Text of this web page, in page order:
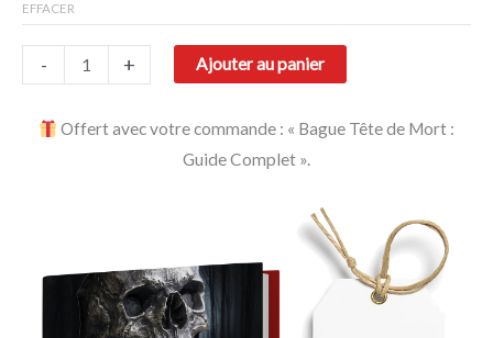
EFFACER
- + Ajouter au panier
Offert avec votre commande : « Bague Tête de Mort :
Guide Complet ».